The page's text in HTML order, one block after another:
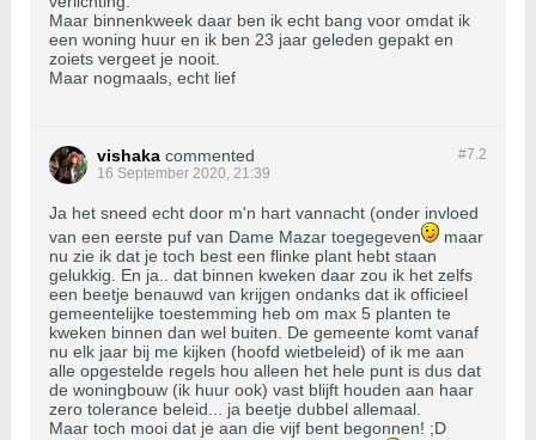
Maar binnenkweek daar ben ik echt bang voor omdat ik
een woning huur en ik ben 23 jaar geleden gepakt en
zoiets vergeet je nooit.
Maar nogmaals, echt lief
#7.2
vishaka commented
16 September 2020, 21:39
Ja het sneed echt door m'n hart vannacht (onder invloed
van een eerste puf van Dame Mazar toegegeven
maar
nu zie ik dat je toch best een flinke plant hebt staan
gelukkig. En ja.. dat binnen kweken daar zou ik het zelfs
een beetje benauwd van krijgen ondanks dat ik officieel
gemeentelijke toestemming heb om max 5 planten te
kweken binnen dan wel buiten. De gemeente komt vanaf
nu elk jaar bij me kijken (hoofd wietbeleid) of ik me aan
alle opgestelde regels hou alleen het hele punt is dus dat
de woningbouw (ik huur ook) vast blijft houden aan haar
zero tolerance beleid... ja beetje dubbel allemaal.
Maar toch mooi dat je aan die vijf bent begonnen! ;D